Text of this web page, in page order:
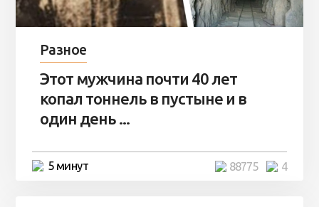
Разное
Этот мужчина почти 40 лет
копал тоннель в пустыне и в
один день ...
5 минут 4
88775